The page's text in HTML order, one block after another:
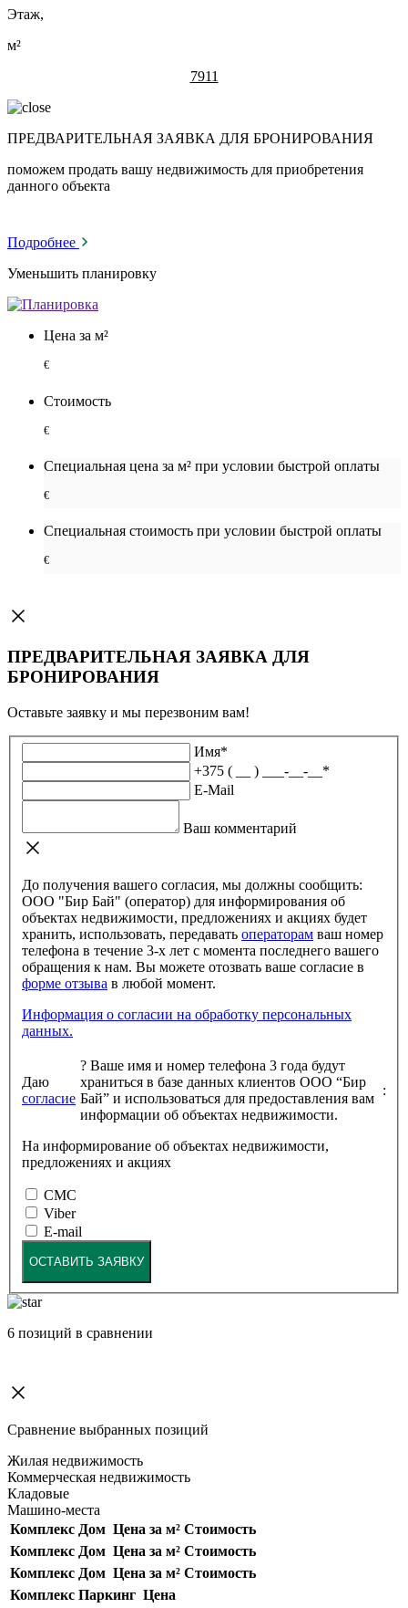
Этаж,
м²
7911
ПРЕДВАРИТЕЛЬНАЯ ЗАЯВКА ДЛЯ БРОНИРОВАНИЯ
поможем продать вашу недвижимость для приобретения
данного объекта
Подробнее
Уменьшить планировку
Цена за м²
€
Стоимость
€
Специальная цена за м² при условии быстрой оплаты
€
Специальная cтоимость при условии быстрой оплаты
€
ПРЕДВАРИТЕЛЬНАЯ ЗАЯВКА ДЛЯ
БРОНИРОВАНИЯ
Оставьте заявку и мы перезвоним вам!
Имя*
+375 ( __ ) ___-__-__ *
E-Mail
Ваш комментарий
До получения вашего согласия, мы должны сообщить:
ООО "Бир Бай" (оператор) для информирования об
объектах недвижимости, предложениях и акциях будет
хранить, использовать, передавать операторам
телефона в течение 3-х лет с момента последнего вашего
обращения к нам. Вы можете отозвать ваше согласие в
форме отзыва
в любой момент.
Информация о согласии на обработку персональных
данных.
Даю
согласие
? Ваше имя и номер телефона 3 года будут
храниться в базе данных клиентов ООО “Бир
Бай” и использоваться для предоставления вам
информации об объектах недвижимости.
:
На информирование об объектах недвижимости,
предложениях и акциях
СМС
Viber
E-mail
ОСТАВИТЬ ЗАЯВКУ
6 позиций в сравнении
Сравнение выбранных позиций
Жилая недвижимость
Коммерческая недвижимость
Кладовые
Машино-места
Комплекс Дом Цена за м² Стоимость
Комплекс Дом Цена за м² Стоимость
Комплекс Дом Цена за м² Стоимость
Комплекс Паркинг Цена